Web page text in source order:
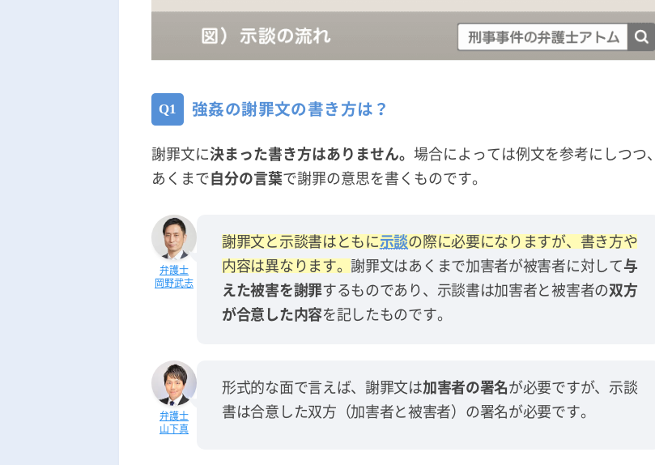
強姦の謝罪文の書き方は？
謝罪文に決まった書き方はありません。 場合によっては例文を参考にしつつ、
あくまで自分の言葉で謝罪の意思を書くものです。
岡野武志
謝罪文と示談書はともに示談の際に必要になりますが、書き方や
内容は異なります。謝罪文はあくまで加害者が被害者に対して与
えた被害を謝罪するものであり、示談書は加害者と被害者の双方
が合意した内容を記したものです。
山下真
形式的な面で言えば、謝罪文は加害者の署名が必要ですが、示談
書は合意した双方（加害者と被害者）の署名が必要です。